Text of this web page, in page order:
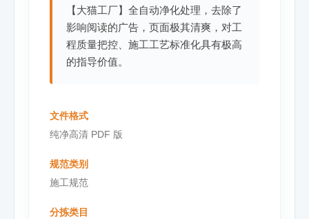
【大猫工厂】全自动净化处理，去除了
影响阅读的广告，页面极其清爽，对工
程质量把控、施工工艺标准化具有极高
的指导价值。
文件格式
纯净高清 PDF 版
规范类别
施工规范
分拣类目